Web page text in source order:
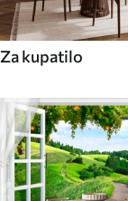
Za kupatilo